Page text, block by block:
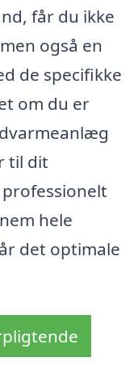
får du ikke
også en
de specifikke
om du er
til dit
hele
det optimale